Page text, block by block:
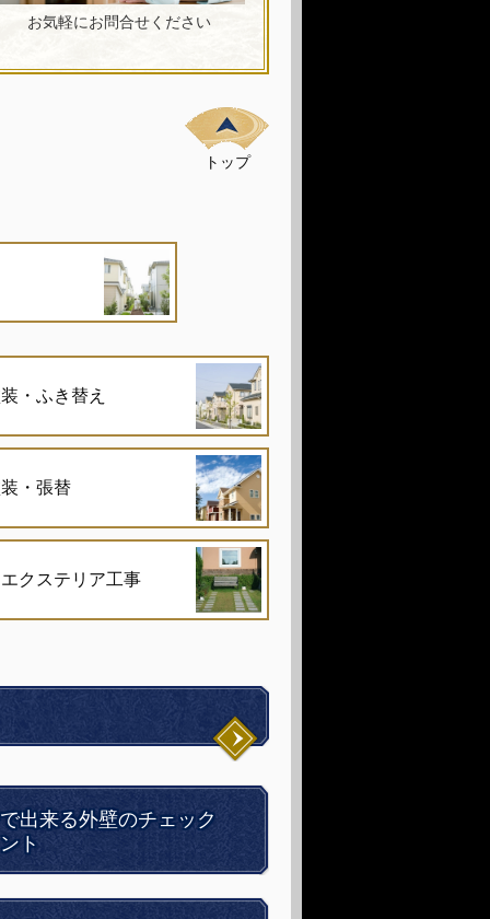
お気軽にお問合せください
トップ
・ふき替え
・張替
クステリア工事
出来る外壁のチェック
ト